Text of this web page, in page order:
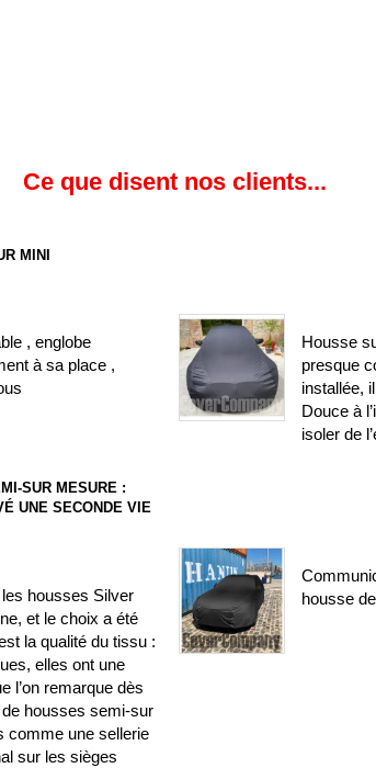
Ce que disent nos clients...
MINI
, englobe
à sa place ,
Housse
presque
installée,
Douce à
isoler de
SUR MESURE :
UNE SECONDE VIE
housses Silver
et le choix a été
la qualité du tissu :
elles ont une
l’on remarque dès
de housses semi-sur
comme une sellerie
sur les sièges
housse